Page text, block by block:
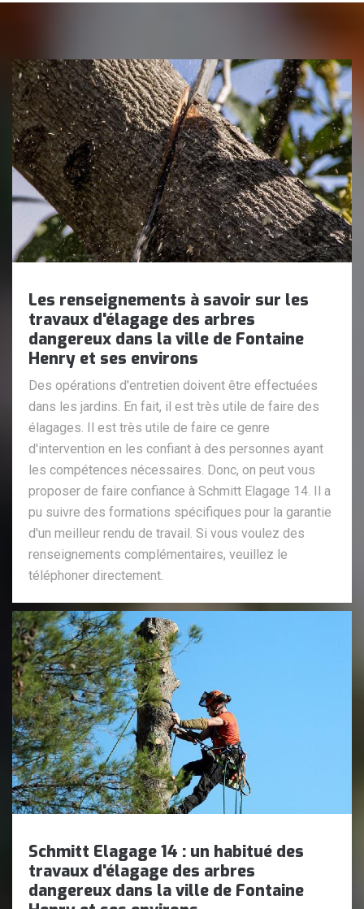
Les renseignements à savoir sur les
travaux d'élagage des arbres
dangereux dans la ville de Fontaine
Henry et ses environs
Des opérations d'entretien doivent être effectuées
dans les jardins. En fait, il est très utile de faire des
élagages. Il est très utile de faire ce genre
d'intervention en les confiant à des personnes ayant
les compétences nécessaires. Donc, on peut vous
proposer de faire confiance à Schmitt Elagage 14. Il a
pu suivre des formations spécifiques pour la garantie
d'un meilleur rendu de travail. Si vous voulez des
renseignements complémentaires, veuillez le
téléphoner directement.
Schmitt Elagage 14 : un habitué des
travaux d'élagage des arbres
dangereux dans la ville de Fontaine